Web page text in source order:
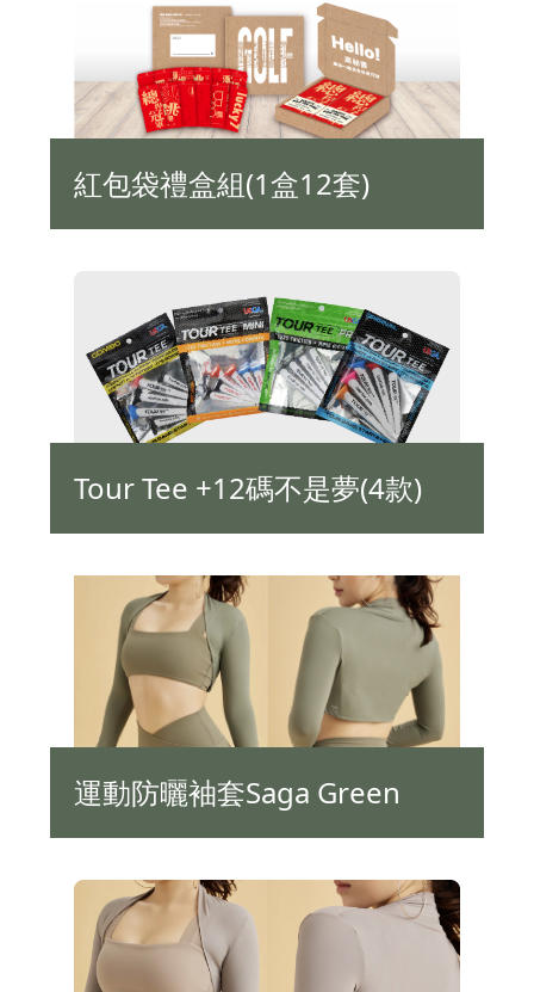
紅包袋禮盒組(1盒12套)
Tour Tee +12碼不是夢(4款)
運動防曬袖套Saga Green